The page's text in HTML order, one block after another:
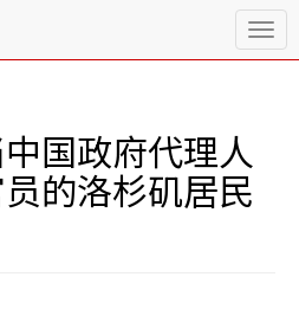
T
o
国政府代理人
的洛杉矶居民